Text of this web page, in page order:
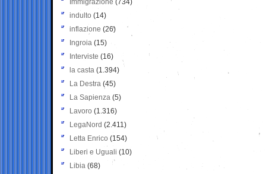
Immigrazione (734)
indulto (14)
inflazione (26)
Ingroia (15)
Interviste (16)
la casta (1.394)
La Destra (45)
La Sapienza (5)
Lavoro (1.316)
LegaNord (2.411)
Letta Enrico (154)
Liberi e Uguali (10)
Libia (68)